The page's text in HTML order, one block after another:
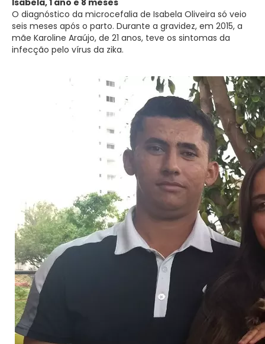
O diagnóstico da microcefalia de Isabela Oliveira só veio
seis meses após o parto. Durante a gravidez, em 2015, a
mãe Karoline Araújo, de 21 anos, teve os sintomas da
infecção pelo vírus da zika.